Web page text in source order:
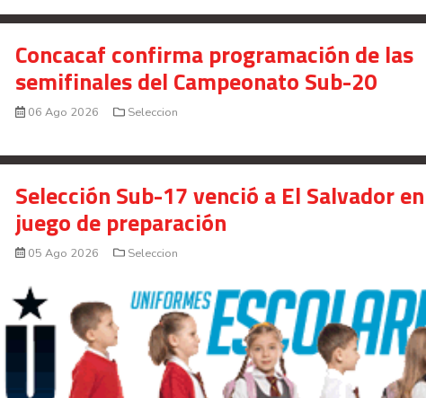
Concacaf confirma programación de las
semifinales del Campeonato Sub-20
06 Ago 2026 Seleccion
Selección Sub-17 venció a El Salvador en
juego de preparación
05 Ago 2026 Seleccion